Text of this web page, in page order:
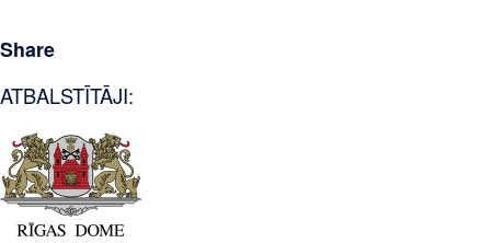
Share
ATBALSTĪTĀJI: